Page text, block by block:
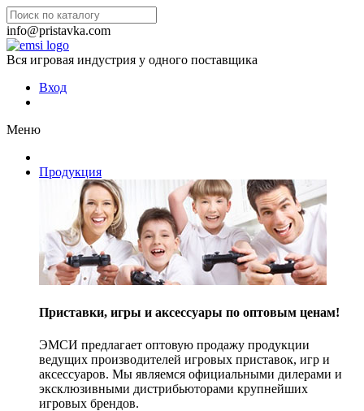
info@pristavka.com
Вся игровая индустрия у одного поставщика
Вход
Меню
Продукция
Приставки, игры и аксессуары по оптовым ценам!
ЭМСИ предлагает оптовую продажу продукции
ведущих производителей игровых приставок, игр и
аксессуаров. Мы являемся официальными дилерами и
эксклюзивными дистрибьюторами крупнейших
игровых брендов.